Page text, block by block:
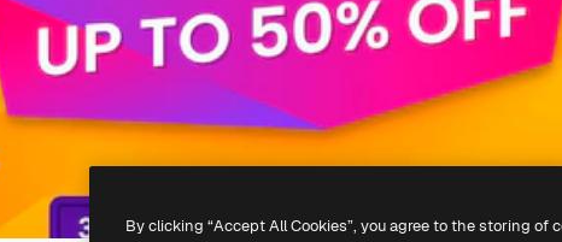
By clicking “Accept All Cookies”, you agree to the storing of